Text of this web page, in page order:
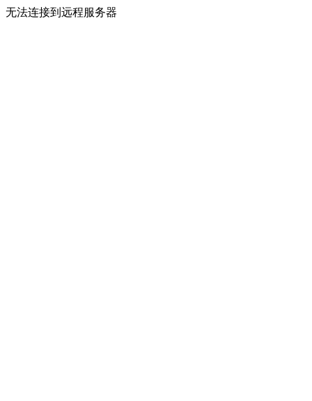
无法连接到远程服务器